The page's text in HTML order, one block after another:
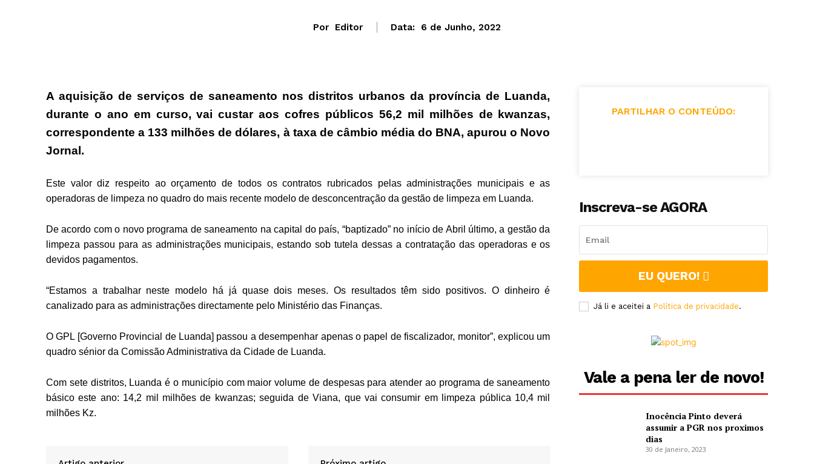
Por Editor Data: 6 de Junho, 2022
A aquisição de serviços de saneamento nos distritos urbanos da província de Luanda,
durante o ano em curso, vai custar aos cofres públicos 56,2 mil milhões de kwanzas,
correspondente a 133 milhões de dólares, à taxa de câmbio média do BNA, apurou o Novo
Jornal.
Este valor diz respeito ao orçamento de todos os contratos rubricados pelas administrações municipais e as
operadoras de limpeza no quadro do mais recente modelo de desconcentração da gestão de limpeza em Luanda.
De acordo com o novo programa de saneamento na capital do país, “baptizado” no início de Abril último, a gestão da
limpeza passou para as administrações municipais, estando sob tutela dessas a contratação das operadoras e os
devidos pagamentos.
“Estamos a trabalhar neste modelo há já quase dois meses. Os resultados têm sido positivos. O dinheiro é
canalizado para as administrações directamente pelo Ministério das Finanças.
O GPL [Governo Provincial de Luanda] passou a desempenhar apenas o papel de fiscalizador, monitor”, explicou um
quadro sénior da Comissão Administrativa da Cidade de Luanda.
Com sete distritos, Luanda é o município com maior volume de despesas para atender ao programa de saneamento
básico este ano: 14,2 mil milhõesde kwanzas; seguida de Viana, que vai consumir em limpeza pública 10,4 mil
milhões Kz.
PARTILHAR O CONTEÚDO:
Inscreva-se AGORA
EU QUERO!
Já li e aceitei a Política de privacidade.
Vale a pena ler de novo!
Inocência Pinto deverá
assumir a PGR nos proximos
dias
30 de Janeiro, 2023